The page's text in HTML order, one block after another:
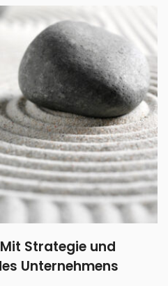
Strategie und
Unternehmens